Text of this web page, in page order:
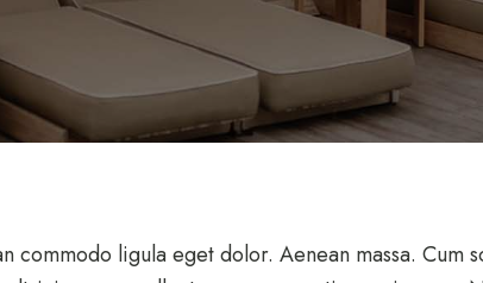
ligula eget dolor. Aenean massa. Cum